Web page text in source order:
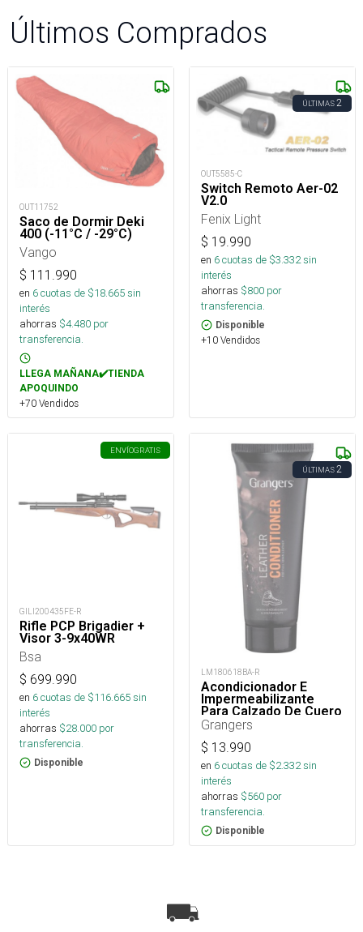
Últimos Comprados
OUT11752
Saco de Dormir Deki
400 (-11°C / -29°C)
Vango
$ 111.990
en 6cuotas de $18.665sin
interés
ahorras $4.480 por
transferencia.
LLEGA MAÑANA✔️TIENDA
APOQUINDO
+70 Vendidos
ÚLTIMAS2
OUT5585-C
Switch Remoto Aer-02
V2.0
Fenix Light
$ 19.990
en 6cuotas de $3.332sin
interés
ahorras $800 por
transferencia.
Disponible
+10 Vendidos
ENVÍOGRATIS
GILI200435FE-R
Rifle PCP Brigadier +
Visor 3-9x40WR
Bsa
$ 699.990
en 6cuotas de $116.665sin
interés
ahorras $28.000 por
transferencia.
Disponible
ÚLTIMAS2
LM180618BA-R
Acondicionador E
Impermeabilizante
Para Calzado De Cuero
75 Ml
Grangers
$ 13.990
en 6cuotas de $2.332sin
interés
ahorras $560 por
transferencia.
Disponible